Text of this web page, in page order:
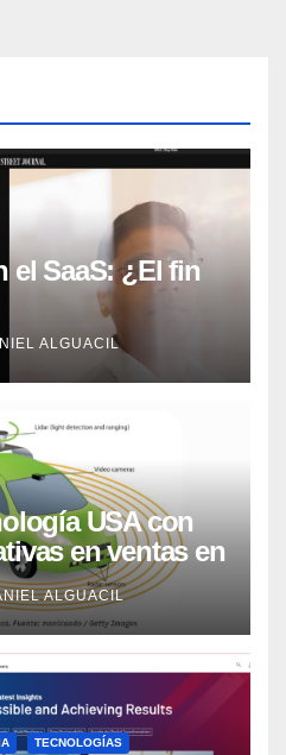
el SaaS: ¿El fin
ALGUACIL
USA con
en ventas en
según
ALGUACIL
TECNOLOGÍAS